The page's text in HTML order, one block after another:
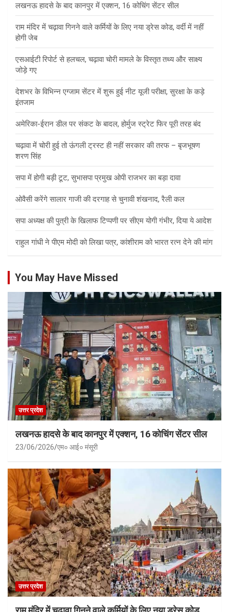
लखनऊ हादसे के बाद कानपुर में एक्शन, 16 कोचिंग सेंटर सील
राम मंदिर में चढ़ावा गिनने वाले कर्मियों के लिए नया ड्रेस कोड, वर्दी में नहीं
होगी जेब
एसआईटी रिपोर्ट से हलचल, चढ़ावा चोरी मामले के विस्तृत तथ्य और साक्ष्य
जोड़े गए
देशभर के विभिन्न एग्जाम सेंटर में शुरू हुई नीट यूजी परीक्षा, सुरक्षा के कड़े
इंतजाम
अमेरिका-ईरान डील पर संकट के बादल, होर्मुज स्ट्रेट फिर पूरी तरह बंद
चढ़ावा में चोरी हुई तो ऊंगली ट्रस्ट ही नहीं सरकार की तरफ – बृजभूषण
शरण सिंह
सपा में होगी बड़ी टूट, सुभासपा प्रमुख ओपी राजभर का बड़ा दावा
ओवैसी करेंगे सालार गाजी की दरगाह से चुनावी शंखनाद, रैली कल
सपा अध्यक्ष की पुत्री के खिलाफ टिप्पणी पर सीएम योगी गंभीर, दिया ये आदेश
राहुल गांधी ने पीएम मोदी को लिखा पत्र, कांशीराम को भारत रत्न देने की मांग
You May Have Missed
उत्तर प्रदेश
लखनऊ हादसे के बाद कानपुर में एक्शन, 16 कोचिंग सेंटर सील
23/06/2026 एम० आई० मंसूरी
उत्तर प्रदेश